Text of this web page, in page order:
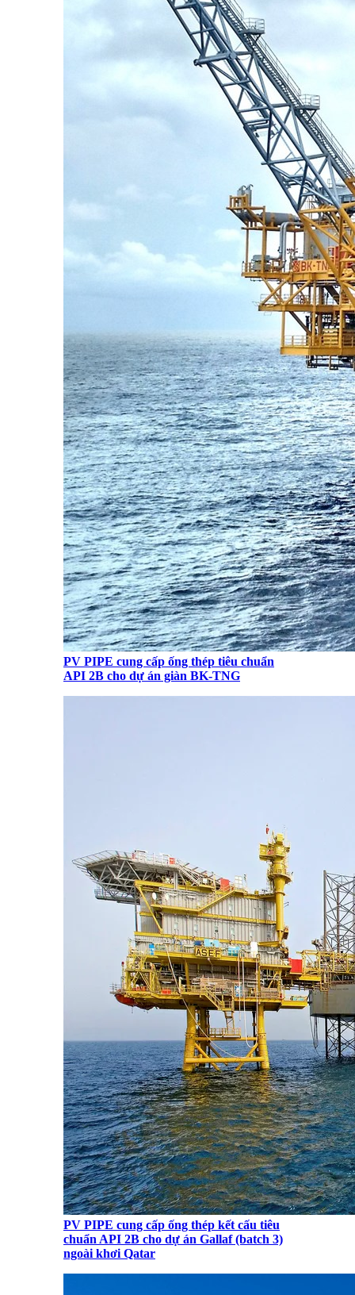
PV PIPE cung cấp ống thép tiêu chuẩn
API 2B cho dự án giàn BK-TNG
PV PIPE cung cấp ống thép kết cấu tiêu
chuẩn API 2B cho dự án Gallaf (batch 3)
ngoài khơi Qatar